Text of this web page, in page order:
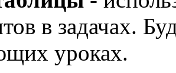
в задачах.
уроках.